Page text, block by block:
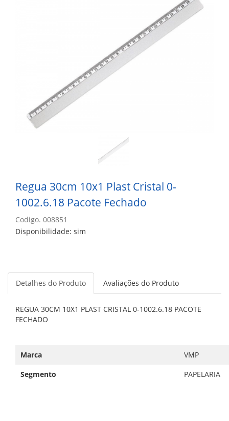
Regua 30cm 10x1 Plast Cristal 0-
1002.6.18 Pacote Fechado
Codigo. 008851
Disponibilidade: sim
Detalhes do Produto Avaliações do Produto
REGUA 30CM 10X1 PLAST CRISTAL 0-1002.6.18 PACOTE
FECHADO
Marca
VMP
Segmento
PAPELARIA